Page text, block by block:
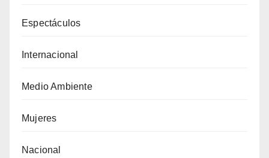
Espectáculos
Internacional
Medio Ambiente
Mujeres
Nacional